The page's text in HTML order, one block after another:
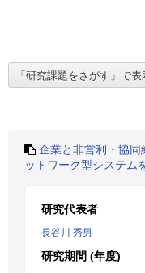
企業と非営利・協
ットワーク型システム
研究代表者
長谷川 秀男
研究期間 (年度)